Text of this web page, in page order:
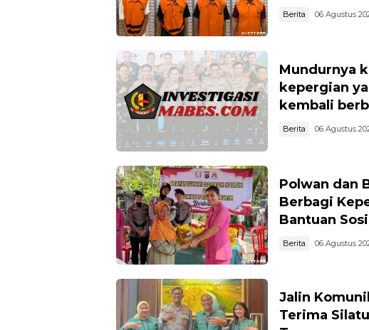
Berita 06 Agustus
Mundurnya
kepergian
kembali
Berita 06 Agustus
Polwan dan
Berbagi
Bantuan
Berita 06 Agustus
Jalin
Terima